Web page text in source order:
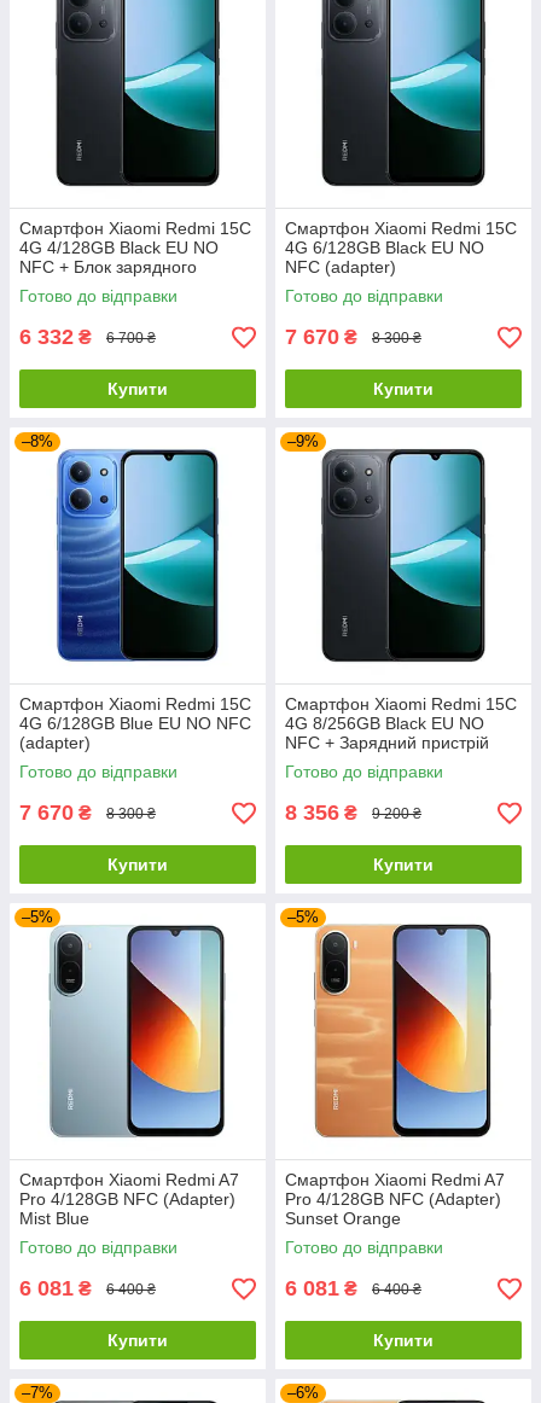
Смартфон Xiaomi Redmi 15C
4G 4/128GB Black EU NO
NFC + Блок зарядного
Готово до відправки
6 332 ₴ 6 700 ₴
Купити
Смартфон Xiaomi Redmi 15C
4G 6/128GB Black EU NO
NFC (adapter)
Готово до відправки
7 670 ₴ 8 300 ₴
Купити
–8%
Смартфон Xiaomi Redmi 15C
4G 6/128GB Blue EU NO NFC
(adapter)
Готово до відправки
7 670 ₴ 8 300 ₴
Купити
–9%
Смартфон Xiaomi Redmi 15C
4G 8/256GB Black EU NO
NFC + Зарядний пристрій
Готово до відправки
8 356 ₴ 9 200 ₴
Купити
–5%
Смартфон Xiaomi Redmi A7
Pro 4/128GB NFC (Adapter)
Mist Blue
Готово до відправки
6 081 ₴ 6 400 ₴
Купити
–5%
Смартфон Xiaomi Redmi A7
Pro 4/128GB NFC (Adapter)
Sunset Orange
Готово до відправки
6 081 ₴ 6 400 ₴
Купити
–7% –6%